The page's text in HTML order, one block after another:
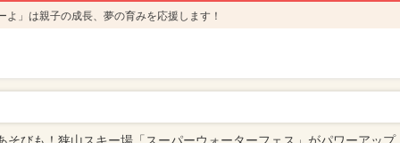
」は親子の成長、夢の育みを応援します！